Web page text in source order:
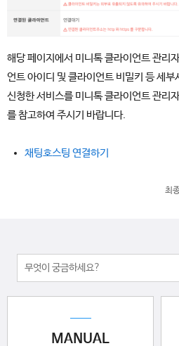
해당 페이지에서 미니톡 클라이언트 관리
언트 아이디 및 클라이언트 비밀키 등 세
신청한 서비스를 미니톡 클라이언트 관리
를 참고하여 주시기 바랍니다.
채팅호스팅 연결하기
최
MANUAL